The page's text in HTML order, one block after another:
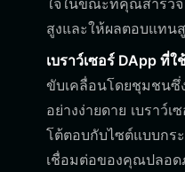
ใจในขณะที่คุณสำรวจ
สูงและให้ผลตอบแทน
เบราว์เซอร์ DApp ที่ใ
ขับเคลื่อนโดยชุมชนซึ่
อย่างง่ายดาย เบราว์
โต้ตอบกับไซต์แบบกร
เชื่อมต่อของคุณปลอด